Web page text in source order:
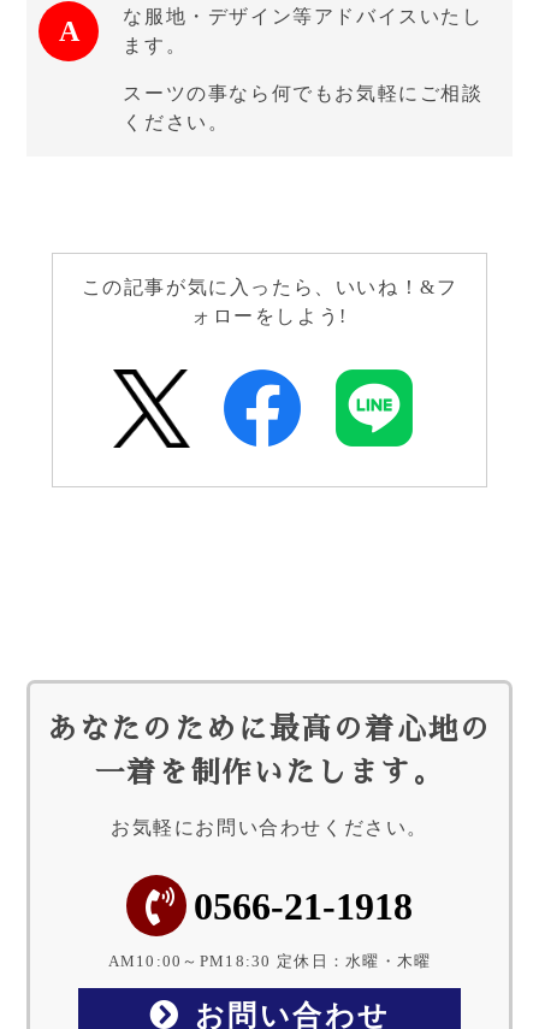
な服地・デザイン等アドバイスいたし
ます。
スーツの事なら何でもお気軽にご相談
ください。
この記事が気に入ったら、いいね！&フ
ォローをしよう!
あなたのために最高の着心地の
一着を制作いたします。
お気軽にお問い合わせください。
0566-21-1918
AM10:00～PM18:30 定休日：水曜・木曜
お問い合わせ